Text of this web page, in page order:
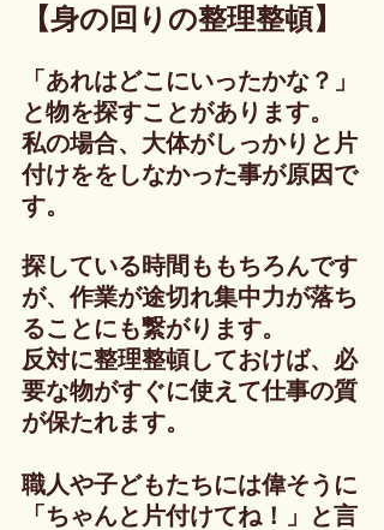
【身の回りの整理整頓】
「あれはどこにいったかな？」
と物を探すことがあります。
私の場合、大体がしっかりと片
付けををしなかった事が原因で
す。
探している時間ももちろんです
が、作業が途切れ集中力が落ち
ることにも繋がります。
反対に整理整頓しておけば、必
要な物がすぐに使えて仕事の質
が保たれます。
職人や子どもたちには偉そうに
「ちゃんと片付けてね！」と言